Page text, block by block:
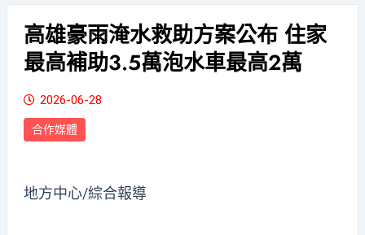
高雄豪雨淹水救助方案公布 住家
最高補助3.5萬泡水車最高2萬
2026-06-28
合作媒體
地方中心/綜合報導